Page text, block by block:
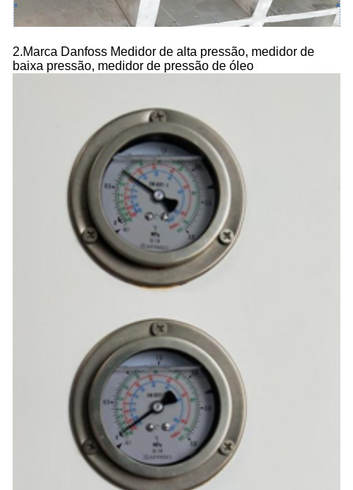
2.Marca Danfoss Medidor de alta pressão, medidor de
baixa pressão, medidor de pressão de óleo